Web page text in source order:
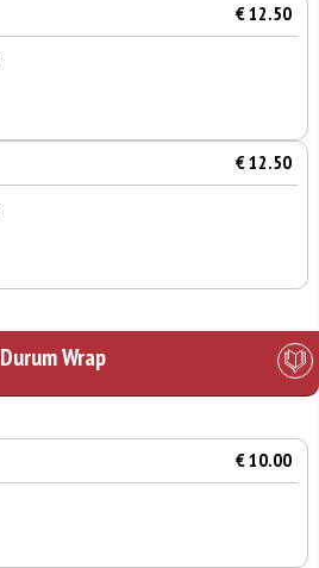
€ 12.50
€ 12.50
Durum Wrap
€ 10.00